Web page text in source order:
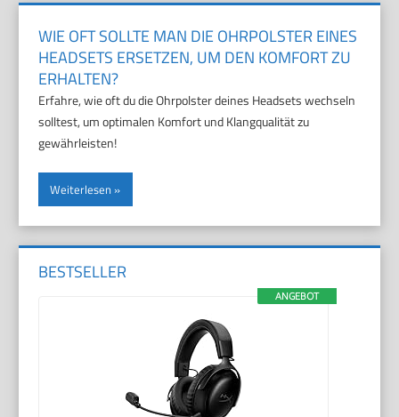
WIE OFT SOLLTE MAN DIE OHRPOLSTER EINES
HEADSETS ERSETZEN, UM DEN KOMFORT ZU
ERHALTEN?
Erfahre, wie oft du die Ohrpolster deines Headsets wechseln
solltest, um optimalen Komfort und Klangqualität zu
gewährleisten!
Weiterlesen
BESTSELLER
ANGEBOT